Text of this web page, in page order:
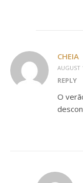
CHEIA
AUGUST
REPLY
O